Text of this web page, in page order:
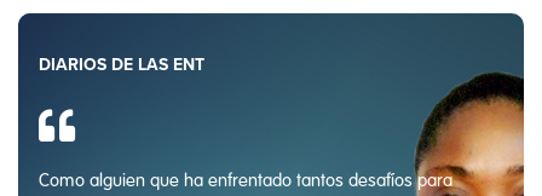
DIARIOS DE LAS ENT
Como alguien que ha enfrentado tantos desafíos para